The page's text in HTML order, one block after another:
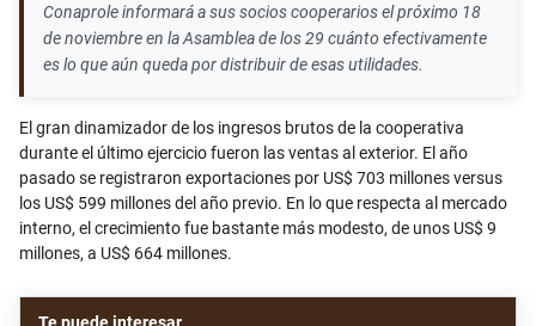
Conaprole informará a sus socios cooperarios el próximo 18
de noviembre en la Asamblea de los 29 cuánto efectivamente
es lo que aún queda por distribuir de esas utilidades.
El gran dinamizador de los ingresos brutos de la cooperativa
durante el último ejercicio fueron las ventas al exterior. El año
pasado se registraron exportaciones por US$ 703 millones versus
los US$ 599 millones del año previo. En lo que respecta al mercado
interno, el crecimiento fue bastante más modesto, de unos US$ 9
millones, a US$ 664 millones.